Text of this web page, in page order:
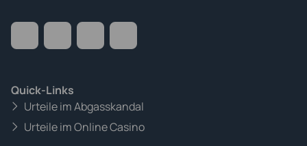
Quick-Links
Urteile im Abgasskandal
Urteile im Online Casino